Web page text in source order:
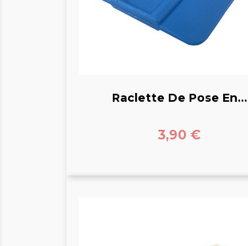
Raclette De Pose En...
Prix
3,90 €